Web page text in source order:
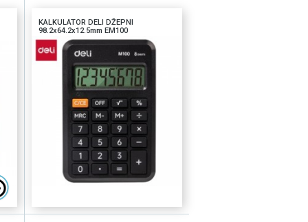
KALKULATOR DELI DŽEPNI
98.2x64.2x12.5mm EM100